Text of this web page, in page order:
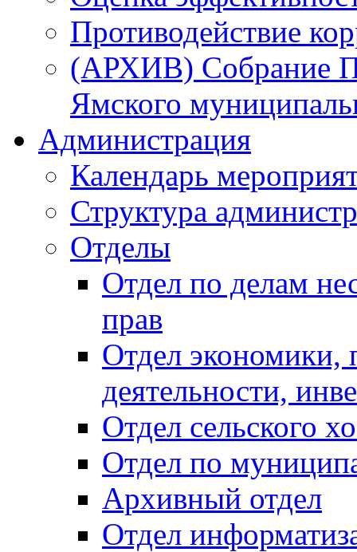
Противодействие
(АРХИВ) Собрание
Ямского
Администрация
Календарь
Структура
Отделы
Отдел по делам
прав
Отдел экономики,
деятельности,
Отдел сельского
Отдел по
Архивный отдел
Отдел